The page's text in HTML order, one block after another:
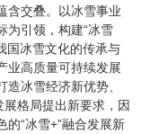
含交叠。以冰雪事业
为引领，构建“冰雪
国冰雪文化的传承与
业高质量可持续发展
冰雪经济新优势、
展格局提出新要求，因
的“冰雪+”融合发展新